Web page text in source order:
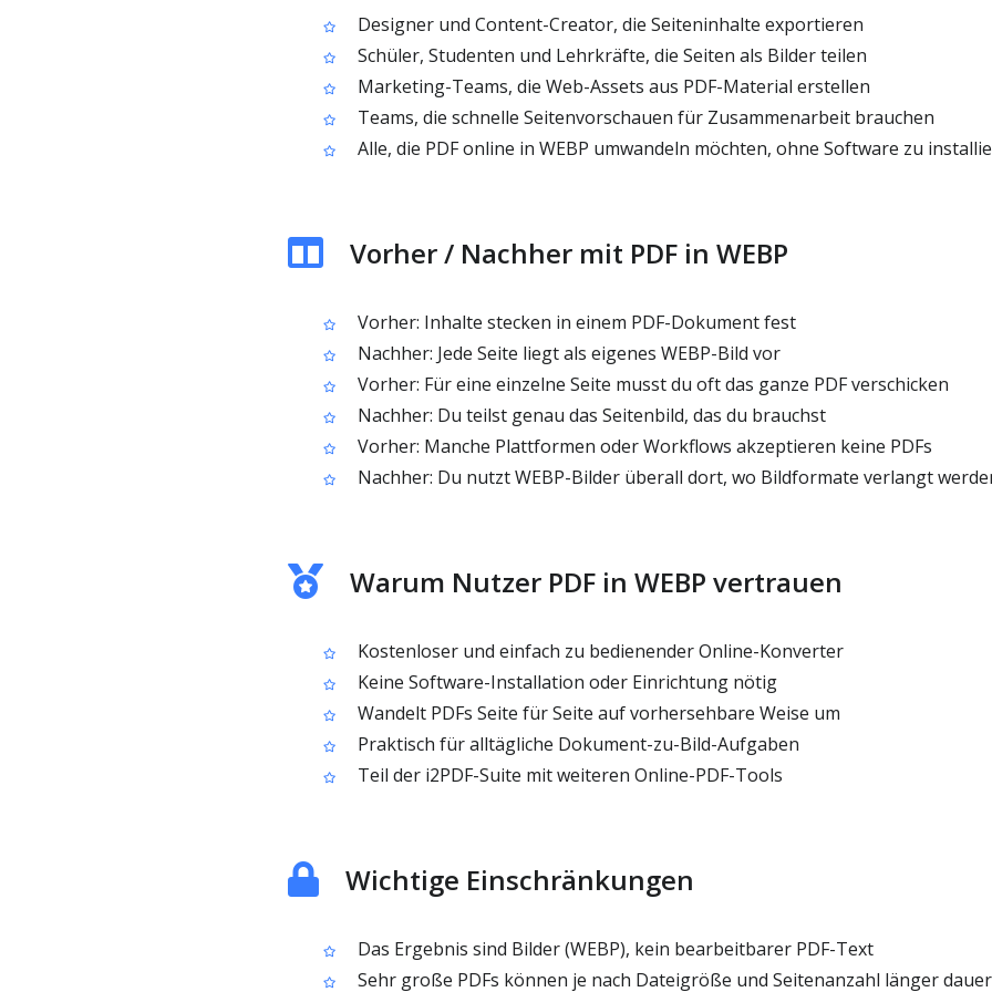
Designer und Content-Creator, die Seiteninhalte exportieren
Schüler, Studenten und Lehrkräfte, die Seiten als Bilder teilen
Marketing-Teams, die Web-Assets aus PDF-Material erstellen
Teams, die schnelle Seitenvorschauen für Zusammenarbeit brauchen
Alle, die PDF online in WEBP umwandeln möchten, ohne Software zu
Vorher / Nachher mit PDF in WEBP
Vorher: Inhalte stecken in einem PDF-Dokument fest
Nachher: Jede Seite liegt als eigenes WEBP-Bild vor
Vorher: Für eine einzelne Seite musst du oft das ganze PDF verschicken
Nachher: Du teilst genau das Seitenbild, das du brauchst
Vorher: Manche Plattformen oder Workflows akzeptieren keine PDFs
Nachher: Du nutzt WEBP-Bilder überall dort, wo Bildformate verlangt
Warum Nutzer PDF in WEBP vertrauen
Kostenloser und einfach zu bedienender Online-Konverter
Keine Software-Installation oder Einrichtung nötig
Wandelt PDFs Seite für Seite auf vorhersehbare Weise um
Praktisch für alltägliche Dokument-zu-Bild-Aufgaben
Teil der i2PDF-Suite mit weiteren Online-PDF-Tools
Wichtige Einschränkungen
Das Ergebnis sind Bilder (WEBP), kein bearbeitbarer PDF-Text
Sehr große PDFs können je nach Dateigröße und Seitenanzahl länger